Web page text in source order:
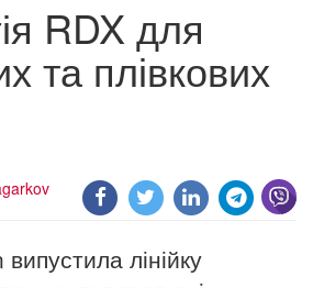
RDX для
та плівкових
лінійку